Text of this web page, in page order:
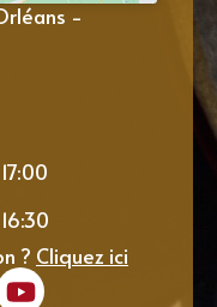
-
? Cliquez ici